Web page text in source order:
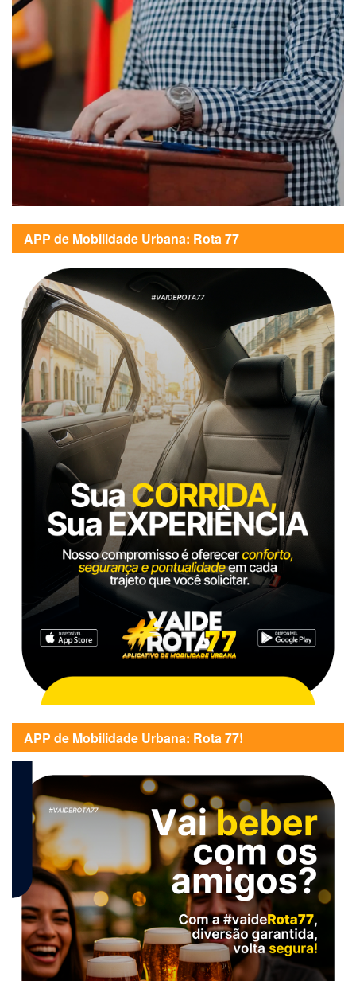
APP de Mobilidade Urbana: Rota 77
APP de Mobilidade Urbana: Rota 77!